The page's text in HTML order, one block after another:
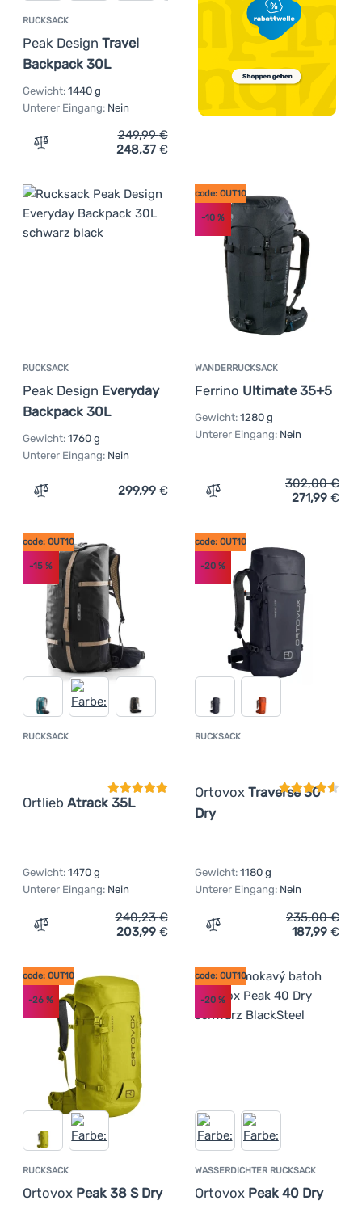
RUCKSACK
Peak Design Travel
Backpack 30L
Gewicht: 1440 g
Unterer Eingang: Nein
Zum Vergleich 'Rucksack Peak Design Travel Backpack
249,99€
248,37 €
RUCKSACK
Peak Design Everyday
Backpack 30L
Gewicht: 1760 g
Unterer Eingang: Nein
Zum Vergleich 'Rucksack Peak Design Everyday
299,99 €
WANDERRUCKSACK
Ferrino Ultimate 35+5
code: OUT10
-10%
Gewicht: 1280 g
Unterer Eingang: Nein
Zum Vergleich
302,00€
271,99 €
RUCKSACK
Ortlieb Atrack 35L
Kundenbewertung
code: OUT10
-15 %
Gewicht: 1470 g
Unterer Eingang: Nein
Zum Vergleich 'Rucksack Ortlieb Atrack 35L' hinzufügen
240,23€
203,99 €
RUCKSACK
Ortovox Traverse 30
Dry
code: OUT10
-20%
Gewicht: 1180 g
Unterer Eingang: Nein
Zum Vergleich 'Rucksack
235,00€
187,99 €
RUCKSACK
Ortovox Peak 38 S Dry
code: OUT10
-26 %
WASSERDICHTER RUCKSACK
Ortovox Peak 40 Dry
code: OUT10
-20%